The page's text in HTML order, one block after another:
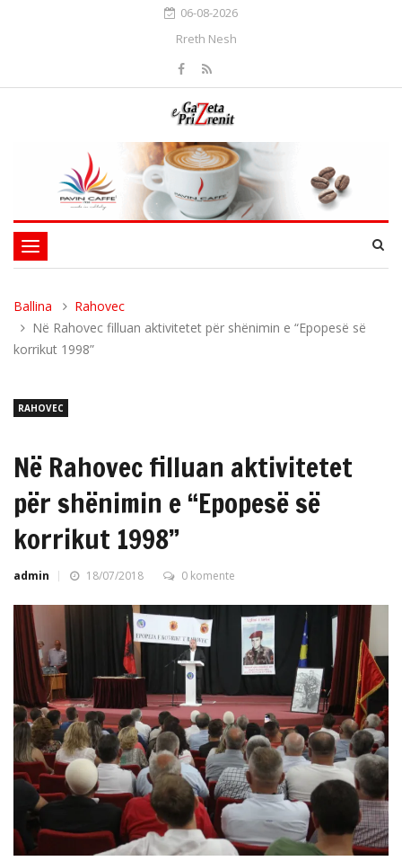
06-08-2026
Rreth Nesh
Toggle
navigation
Ballina
Rahovec
Në Rahovec filluan aktivitetet për shënimin e “Epopesë së
korrikut 1998”
RAHOVEC
Në Rahovec filluan aktivitetet
për shënimin e “Epopesë së
korrikut 1998”
admin 18/07/2018 0 komente